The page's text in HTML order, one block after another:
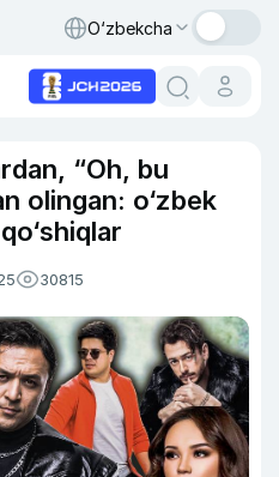
O‘zbekcha
“Oh, bu
olingan: o‘zbek
30815